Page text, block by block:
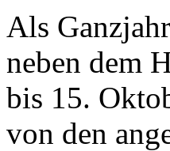
Als
neben dem
bis 15.
von den